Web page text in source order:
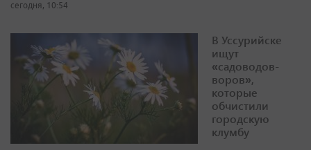
сегодня, 10:54
В Уссурийске
ищут
«садоводов-
воров»,
которые
обчистили
городскую
клумбу